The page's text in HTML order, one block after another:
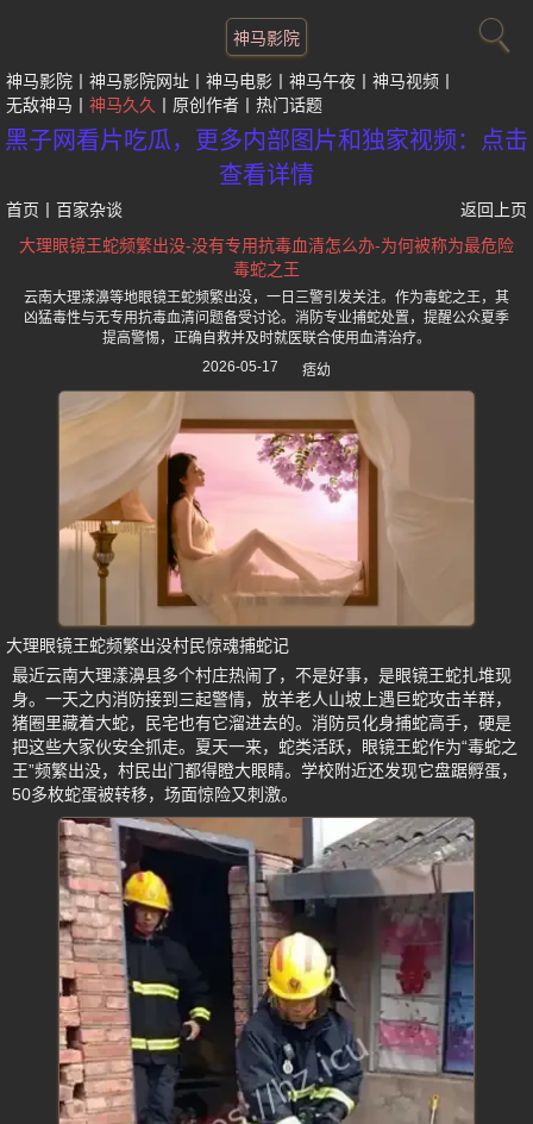
神马影院
神马影院 神马影院网址 神马电影 神马午夜
神马视频
无敌神马
神马久久 原创作者 热门话题
黑子网看片吃瓜，更多内部图片和独家视频：点击
查看详情
首页 百家杂谈
返回上页
大理眼镜王蛇频繁出没-没有专用抗毒血清怎么办-为何被称为最危险
毒蛇之王
云南大理漾濞等地眼镜王蛇频繁出没，一日三警引发关注。作为毒蛇之王，其
凶猛毒性与无专用抗毒血清问题备受讨论。消防专业捕蛇处置，提醒公众夏季
提高警惕，正确自救并及时就医联合使用血清治疗。
2026-05-17
痞幼
大理眼镜王蛇频繁出没村民惊魂捕蛇记
最近云南大理漾濞县多个村庄热闹了，不是好事，是眼镜王蛇扎堆现
身。一天之内消防接到三起警情，放羊老人山坡上遇巨蛇攻击羊群，
猪圈里藏着大蛇，民宅也有它溜进去的。消防员化身捕蛇高手，硬是
把这些大家伙安全抓走。夏天一来，蛇类活跃，眼镜王蛇作为“毒蛇之
王”频繁出没，村民出门都得瞪大眼睛。学校附近还发现它盘踞孵蛋，
50多枚蛇蛋被转移，场面惊险又刺激。